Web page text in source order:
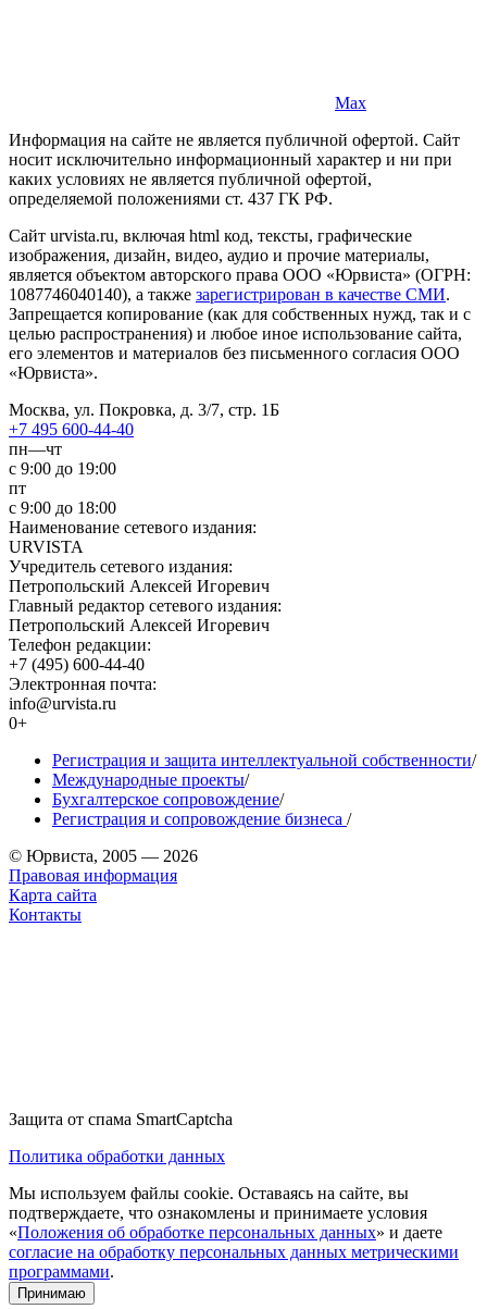
Max
Информация на сайте не является публичной офертой. Cайт
носит исключительно информационный характер и ни при
каких условиях не является публичной офертой,
определяемой положениями ст. 437 ГК РФ.
Сайт urvista.ru, включая html код, тексты, графические
изображения, дизайн, видео­, аудио­ и прочие материалы,
является объектом авторского права ООО «Юрвиста» (ОГРН:
1087746040140), а также зарегистрирован в качестве СМИ.
Запрещается копирование (как для собственных нужд, так и с
целью распространения) и любое иное использование сайта,
его элементов и материалов без письменного согласия ООО
«Юрвиста».
Москва, ул. Покровка, д. 3/7, стр. 1Б
+7 495 600-44-40
пн—чт
с 9:00 до 19:00
пт
с 9:00 до 18:00
Наименование сетевого издания:
URVISTA
Учредитель сетевого издания:
Петропольский Алексей Игоревич
Главный редактор сетевого издания:
Петропольский Алексей Игоревич
Телефон редакции:
+7 (495) 600-44-40
Электронная почта:
info@urvista.ru
0+
Регистрация и защита интеллектуальной собственности/
Международные проекты/
Бухгалтерское сопровождение/
Регистрация и сопровождение бизнеса /
© Юрвиста, 2005 — 2026
Правовая информация
Карта сайта
Контакты
Защита от спама SmartCaptcha
Политика обработки данных
Мы используем файлы cookie. Оставаясь на сайте, вы
подтверждаете, что ознакомлены и принимаете условия
«Положения об обработке персональных данных» и даете
согласие на обработку персональных данных метрическими
программами.
Принимаю